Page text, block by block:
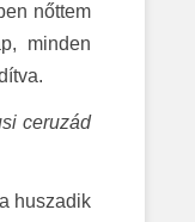
nőttem
minden
ceruzád
huszadik